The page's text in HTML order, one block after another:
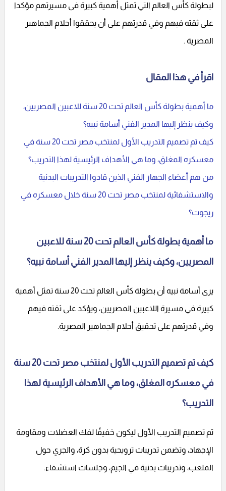
لبطولة كأس العالم التي تمثل أهمية كبيرة فى مسيرتهم مؤكدا
على ثقته فيهم وفي قدرتهم على أن يحققوا أحلام الجماهير
المصرية .
اقرأ في هذا المقال
ما أهمية بطولة كأس العالم تحت 20 سنة للاعبين المصريين،
وكيف ينظر إليها المدير الفني أسامة نبيه؟
كيف تم تصميم التدريب الأول لمنتخب مصر تحت 20 سنة في
معسكره المغلق، وما هي الأهداف الرئيسية لهذا التدريب؟
من هم أعضاء الجهاز الفني الذين قادوا التدريبات البدنية
والاستشفائية لمنتخب مصر تحت 20 سنة خلال معسكره في
ريجوت؟
ما أهمية بطولة كأس العالم تحت 20 سنة للاعبين
المصريين، وكيف ينظر إليها المدير الفني أسامة نبيه؟
يرى أسامة نبيه أن بطولة كأس العالم تحت 20 سنة تمثل أهمية
كبيرة في مسيرة اللاعبين المصريين، ويؤكد على ثقته فيهم
وفي قدرتهم على تحقيق أحلام الجماهير المصرية.
كيف تم تصميم التدريب الأول لمنتخب مصر تحت 20 سنة
في معسكره المغلق، وما هي الأهداف الرئيسية لهذا
التدريب؟
تم تصميم التدريب الأول ليكون خفيفًا لفك العضلات ومقاومة
الإجهاد، وتضمن تدريبات ترويحية بدون كرة، والجري حول
الملعب، وتدريبات بدنية في الجيم، وجلسات استشفاء.